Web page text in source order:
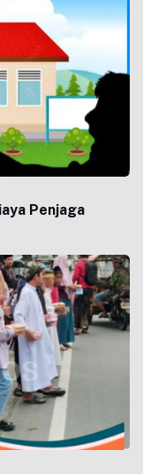
Penjaga